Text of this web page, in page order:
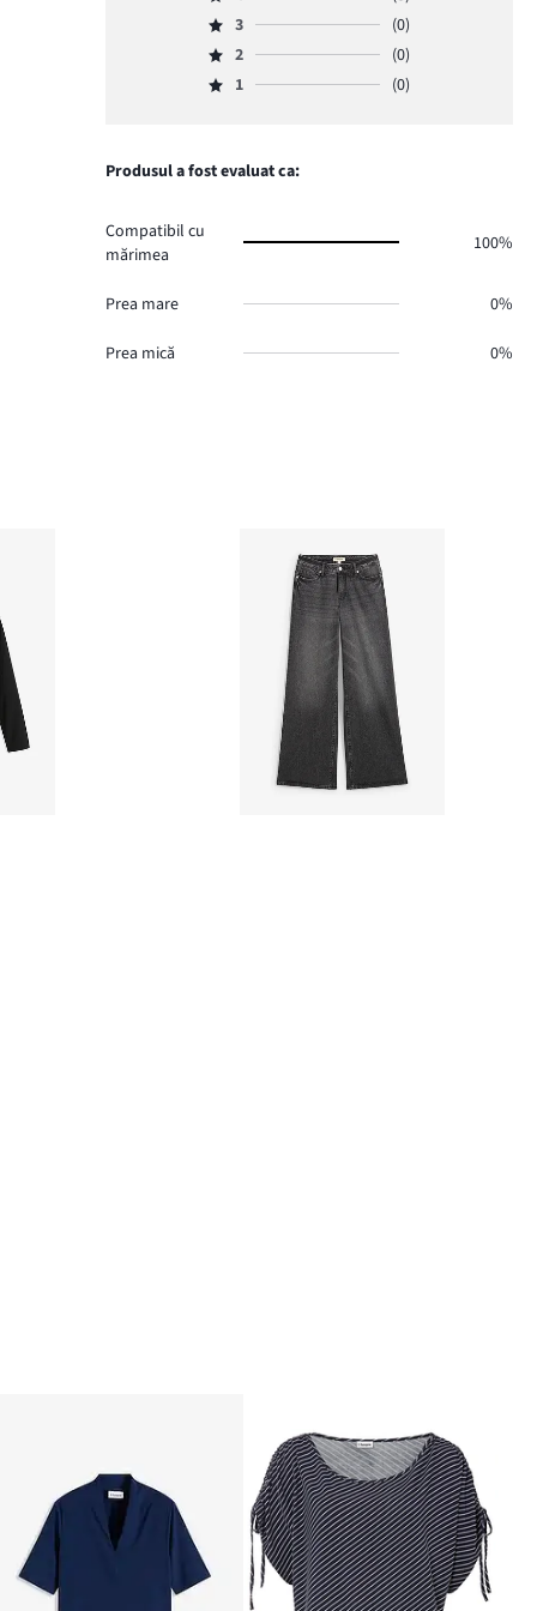
numărul
de
6.
Evaluare
4,
numărul
de
Evaluare
3,
numărul
3
(0)
Evaluare
2,
voturi
0.
2
(0)
Evaluare
de
1 (0)
Produsul a fost evaluat ca:
Compatibil cu
mărimea
100%
Prea mare 0%
Prea mică 0%